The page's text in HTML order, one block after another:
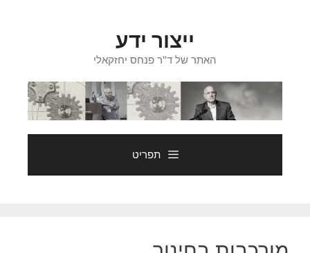
ייצור ידע
האתר של ד"ר פנחס יחזקאלי
תפריט